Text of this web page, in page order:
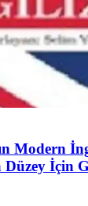
Modern
Düzey İçin